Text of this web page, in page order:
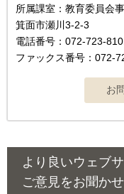
所属課室：教育委員会
箕面市瀬川3-2-3
電話番号：072-723-
ファックス番号：072-
より良いウェブ
ご意見をお聞か